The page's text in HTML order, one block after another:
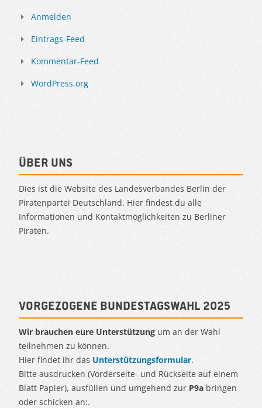
Anmelden
Eintrags-Feed
Kommentar-Feed
WordPress.org
Über uns
Dies ist die Website des Landesverbandes Berlin der
Piratenpartei Deutschland. Hier findest du alle
Informationen und Kontaktmöglichkeiten zu Berliner
Piraten.
Vorgezogene Bundestagswahl 2025
Wir brauchen eure Unterstützung um an der Wahl
teilnehmen zu können.
Hier findet ihr das Unterstützungsformular.
Bitte ausdrucken (Vorderseite- und Rückseite auf einem
Blatt Papier), ausfüllen und umgehend zur P9a bringen
oder schicken an:.